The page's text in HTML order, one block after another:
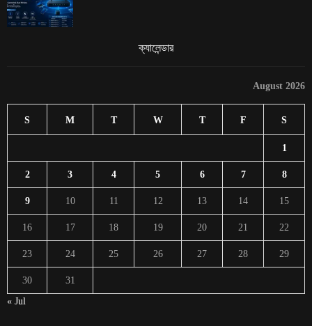
ক্যালেন্ডার
August 2026
S M T W T F S
1
2 3 4 5 6 7 8
9 10 11 12 13 14 15
16 17 18 19 20 21 22
23 24 25 26 27 28 29
30
31
« Jul